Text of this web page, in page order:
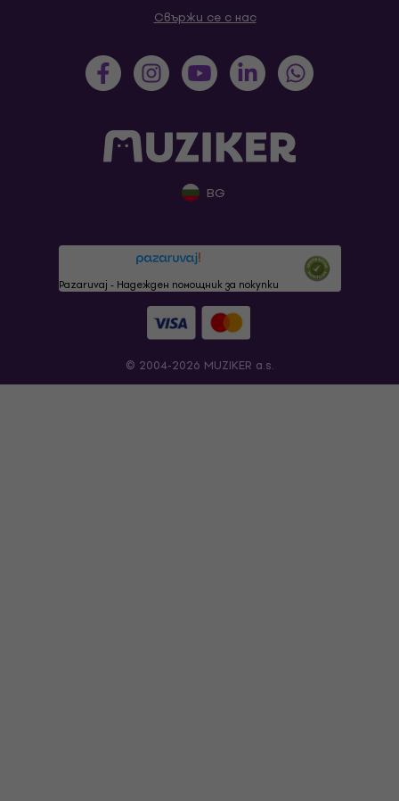
Свържи се с нас
BG
Pazaruvaj - Надежден помощник за покупки
© 2004-2026 MUZIKER a.s.